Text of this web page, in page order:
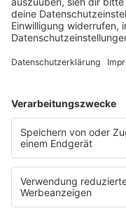
Füße hoch
Schmusekatze
Song Contest
Mädelsabend
Ich hasse Sport
Sonntag Morgen
Strandbar
Putzfimmel
Deutschpop
Deutsche Liebeslieder